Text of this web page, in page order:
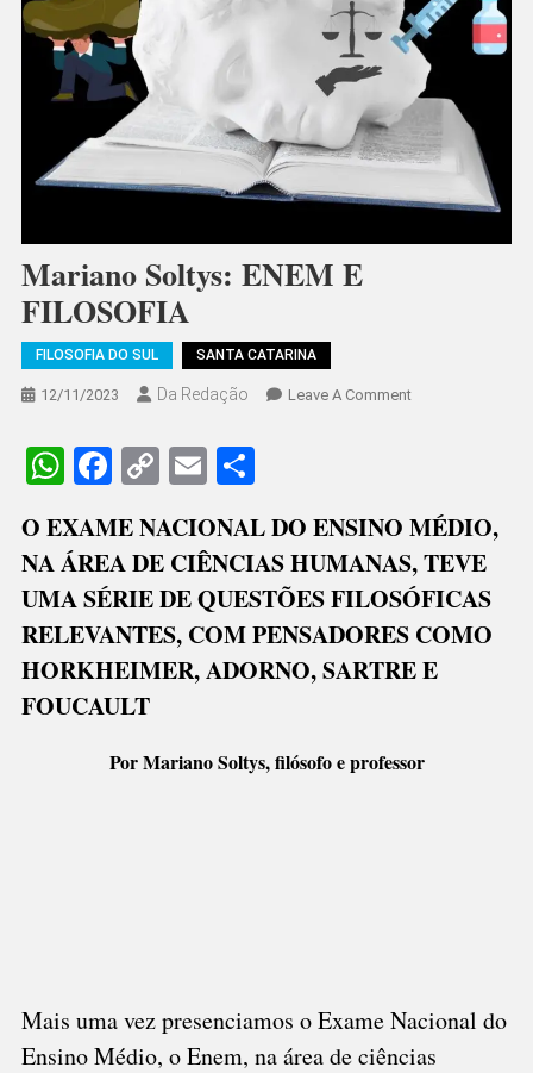
Mariano Soltys: ENEM E
FILOSOFIA
FILOSOFIA DO SUL SANTA CATARINA
12/11/2023 Da Redação Leave A CommentOn
FILOSOFIA
WhatsApp
Facebook
CopyEmailShare
O EXAME NACIONAL DO ENSINO MÉDIO,
NA ÁREA DE CIÊNCIAS HUMANAS, TEVE
UMA SÉRIE DE QUESTÕES FILOSÓFICAS
RELEVANTES, COM PENSADORES COMO
HORKHEIMER, ADORNO, SARTRE E
FOUCAULT
Por Mariano Soltys, filósofo e professor
Mais uma vez presenciamos o Exame Nacional do
Ensino Médio, o Enem, na área de ciências